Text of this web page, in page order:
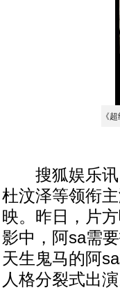
《
搜狐娱乐讯
杜汶泽等领衔
映。昨日，片
影中，阿sa需
天生鬼马的阿
人格分裂式出